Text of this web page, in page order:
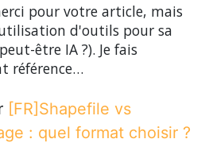
pour votre article, mais
d'outils pour sa
être IA ?). Je fais
référence…
[FR]Shapefile vs
: quel format choisir ?